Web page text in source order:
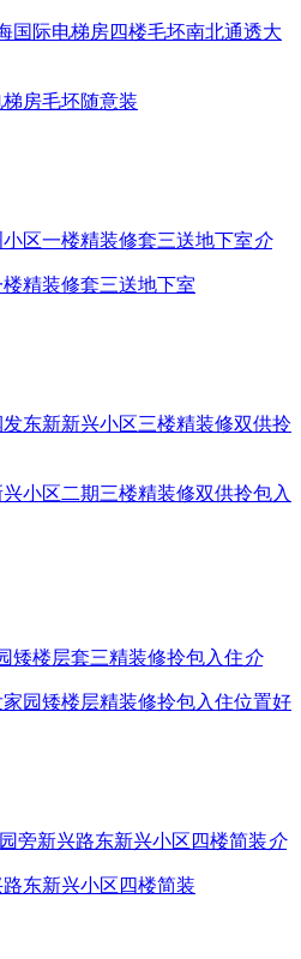
国际电梯房四楼毛坯南北通透大
房毛坯随意装
区一楼精装修套三送地下室介
精装修套三送地下室
东新新兴小区三楼精装修双供拎
小区二期三楼精装修双供拎包入
矮楼层套三精装修拎包入住介
园矮楼层精装修拎包入住位置好
旁新兴路东新兴小区四楼简装介
东新兴小区四楼简装